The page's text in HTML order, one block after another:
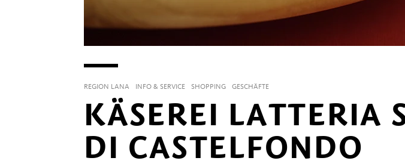
REGION LANA INFO & SERVICE SHOPPING GESCHÄFTE
KÄSEREI LATTERIA
DI CASTELFONDO